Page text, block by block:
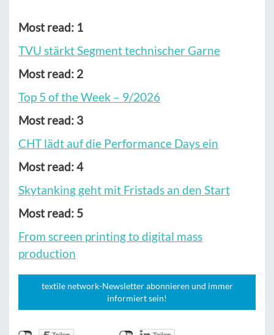
Most read: 1
TVU stärkt Segment technischer Garne
Most read: 2
Top 5 of the Week – 9/2026
Most read: 3
CHT lädt auf die Performance Days ein
Most read: 4
Skytanking geht mit Fristads an den Start
Most read: 5
From screen printing to digital mass
production
textile network-Newsletter abonnieren und immer
informiert sein!